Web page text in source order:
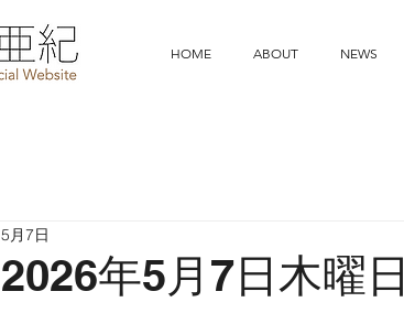
HOME ABOUT NEWS
2026年5月7日木曜日
5月7日